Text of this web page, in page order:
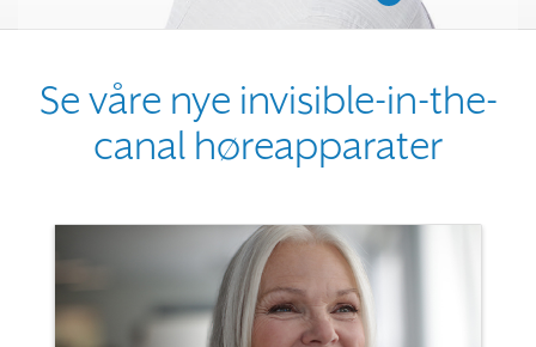
Se våre nye invisible-in-the-
canal høreapparater
Use the previous, next and dot buttons to navigate